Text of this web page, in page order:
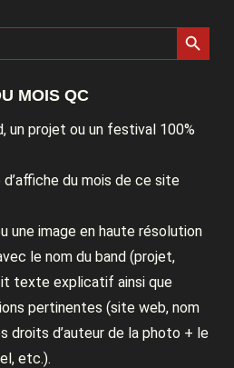
Search Button
MOIS QC
un projet ou un festival 100%
du mois de ce site
une image en haute résolution
le nom du band (projet,
texte explicatif ainsi que
pertinentes (site web, nom
droits d’auteur de la photo + le
etc.).